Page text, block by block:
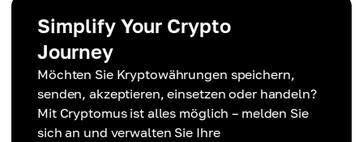
Simplify Your Crypto
Journey
Möchten Sie Kryptowährungen speichern,
senden, akzeptieren, einsetzen oder handeln?
Mit Cryptomus ist alles möglich – melden Sie
sich an und verwalten Sie Ihre